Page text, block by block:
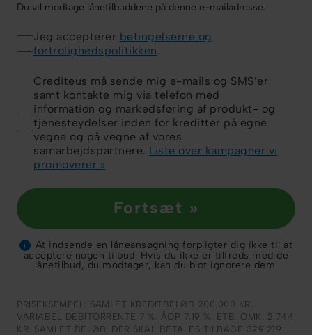
Du vil modtage lånetilbuddene på denne e-mailadresse.
Jeg accepterer betingelserne og
fortrolighedspolitikken.
Crediteus må sende mig e-mails og SMS’er
samt kontakte mig via telefon med
information og markedsføring af produkt- og
tjenesteydelser inden for kreditter på egne
vegne og på vegne af vores
samarbejdspartnere. Liste over kampagner vi
promoverer »
Fortsæt »
i
At indsende en låneansøgning forpligter dig ikke til at
acceptere nogen tilbud. Hvis du ikke er tilfreds med de
lånetilbud, du modtager, kan du blot ignorere dem.
PRISEKSEMPEL: SAMLET KREDITBELØB 200.000 KR.
VARIABEL DEBITORRENTE 7 %. ÅOP 7.19 %. ETB. OMK. 2.744
KR. SAMLET BELØB, DER SKAL BETALES TILBAGE 329.219